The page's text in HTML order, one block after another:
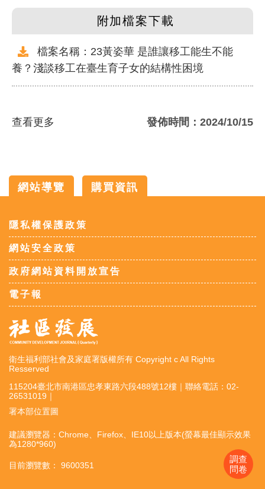
附加檔案下載
23黃姿華 是誰讓移工能生不能
養？淺談移工在臺生育子女的結構性困境
查看更多 發佈時間：2024/10/15
調查
問卷
網站導覽
購買資訊
隱私權保護政策
網站安全政策
政府網站資料開放宣告
電子報
衛生福利部社會及家庭署版權所有 Copyright c All Rights
Resserved
115204臺北市南港區忠孝東路六段488號12樓｜聯絡電話：02-
26531019｜
署本部位置圖
建議瀏覽器：Chrome、Firefox、IE10以上版本(螢幕最佳顯示效果
為1280*960)
目前瀏覽數： 9600351